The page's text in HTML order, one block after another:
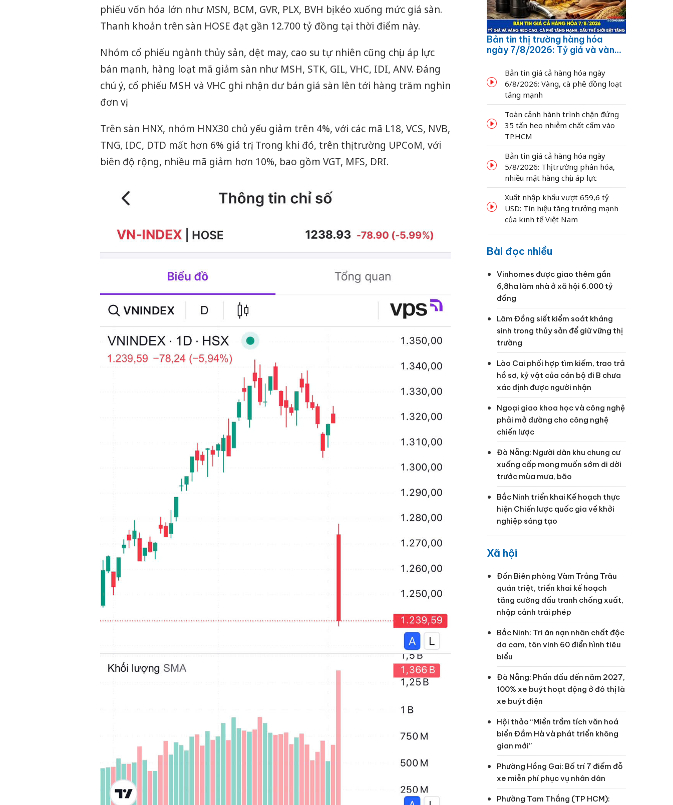
phiếu vốn hóa lớn như MSN, BCM, GVR, PLX, BVH bị kéo xuống mức giá sàn.
Thanh khoản trên sàn HOSE đạt gần 12.700 tỷ đồng tại thời điểm này.
Nhóm cổ phiếu ngành thủy sản, dệt may, cao su tự nhiên cũng chịu áp lực
bán mạnh, hàng loạt mã giảm sàn như MSH, STK, GIL, VHC, IDI, ANV. Đáng
chú ý, cổ phiếu MSH và VHC ghi nhận dư bán giá sàn lên tới hàng trăm nghìn
đơn vị.
Trên sàn HNX, nhóm HNX30 chủ yếu giảm trên 4%, với các mã L18, VCS, NVB,
TNG, IDC, DTD mất hơn 6% giá trị. Trong khi đó, trên thị trường UPCoM, với
biên độ rộng, nhiều mã giảm hơn 10%, bao gồm VGT, MFS, DRI.
Bản tin thị trường hàng hóa
ngày 7/8/2026: Tỷ giá và vàng
dầu thế giới bật tăng
Bản tin giá cả hàng hóa ngày
6/8/2026: Vàng, cà phê đồng loạt
tăng mạnh
Toàn cảnh hành trình chặn đứng
35 tấn heo nhiễm chất cấm vào
TP.HCM
Bản tin giá cả hàng hóa ngày
5/8/2026: Thị trường phân hóa,
nhiều mặt hàng chịu áp lực
Xuất nhập khẩu vượt 659,6 tỷ
USD: Tín hiệu tăng trưởng mạnh
của kinh tế Việt Nam
Bài đọc nhiều
Vinhomes được giao thêm gần
6,8ha làm nhà ở xã hội 6.000 tỷ
đồng
Lâm Đồng siết kiểm soát kháng
sinh trong thủy sản để giữ vững thị
trường
Lào Cai phối hợp tìm kiếm, trao trả
hồ sơ, kỷ vật của cán bộ đi B chưa
xác định được người nhận
Ngoại giao khoa học và công nghệ
phải mở đường cho công nghệ
chiến lược
Đà Nẵng: Người dân khu chung cư
xuống cấp mong muốn sớm di dời
trước mùa mưa, bão
Bắc Ninh triển khai Kế hoạch thực
hiện Chiến lược quốc gia về khởi
nghiệp sáng tạo
Xã hội
Đồn Biên phòng Vàm Trảng Trâu
quán triệt, triển khai kế hoạch
tăng cường đấu tranh chống xuất,
nhập cảnh trái phép
Bắc Ninh: Tri ân nạn nhân chất độc
da cam, tôn vinh 60 điển hình tiêu
biểu
Đà Nẵng: Phấn đấu đến năm 2027,
100% xe buýt hoạt động ở đô thị là
xe buýt điện
Hội thảo “Miền trầm tích văn hoá
biển Đầm Hà và phát triển không
gian mới”
Phường Hồng Gai: Bố trí 7 điểm đỗ
xe miễn phí phục vụ nhân dân
Phường Tam Thắng (TP HCM):